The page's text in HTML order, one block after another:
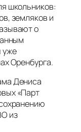
школьников:
земляков и
о
уже
Оренбурга.
Дениса
«Парт
из